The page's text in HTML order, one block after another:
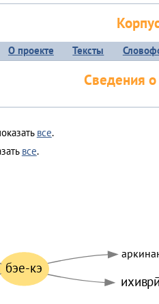
О проекте Тексты
Сведения
все.
все.
бэе-кэ